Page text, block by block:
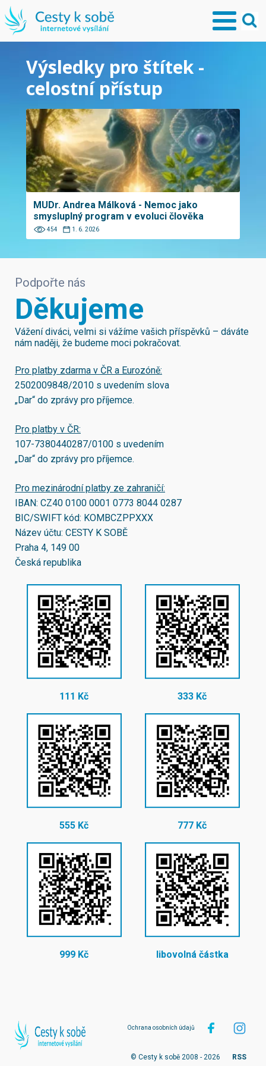
Výsledky pro štítek -
celostní přístup
MUDr. Andrea Málková - Nemoc jako
smysluplný program v evoluci člověka
454 1. 6. 2026
Podpořte nás
Děkujeme
Vážení diváci, velmi si vážíme vašich příspěvků – dáváte
nám naději, že budeme moci pokračovat.
Pro platby zdarma v ČR a Eurozóně:
2502009848/2010 s uvedením slova
„Dar“ do zprávy pro příjemce.
Pro platby v ČR:
107-7380440287/0100 s uvedením
„Dar“ do zprávy pro příjemce.
Pro mezinárodní platby ze zahraničí:
IBAN: CZ40 0100 0001 0773 8044 0287
BIC/SWIFT kód: KOMBCZPPXXX
Název účtu: CESTY K SOBĚ
Praha 4, 149 00
Česká republika
111 Kč 333 Kč
555 Kč 777 Kč
999 Kč libovolná částka
Ochrana osobních údajů
© Cesty k sobě 2008 - 2026 RSS